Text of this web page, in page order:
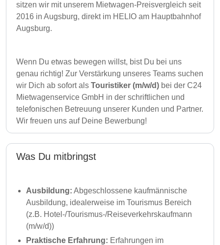
sitzen wir mit unserem Mietwagen-Preisvergleich seit
2016 in Augsburg, direkt im HELIO am Hauptbahnhof
Augsburg.
Wenn Du etwas bewegen willst, bist Du bei uns
genau richtig! Zur Verstärkung unseres Teams suchen
wir Dich ab sofort als Touristiker (m/w/d) bei der C24
Mietwagenservice GmbH in der schriftlichen und
telefonischen Betreuung unserer Kunden und Partner.
Wir freuen uns auf Deine Bewerbung!
Was Du mitbringst
Ausbildung: Abgeschlossene kaufmännische
Ausbildung, idealerweise im Tourismus Bereich
(z.B. Hotel-/Tourismus-/Reiseverkehrskaufmann
(m/w/d))
Praktische Erfahrung: Erfahrungen im